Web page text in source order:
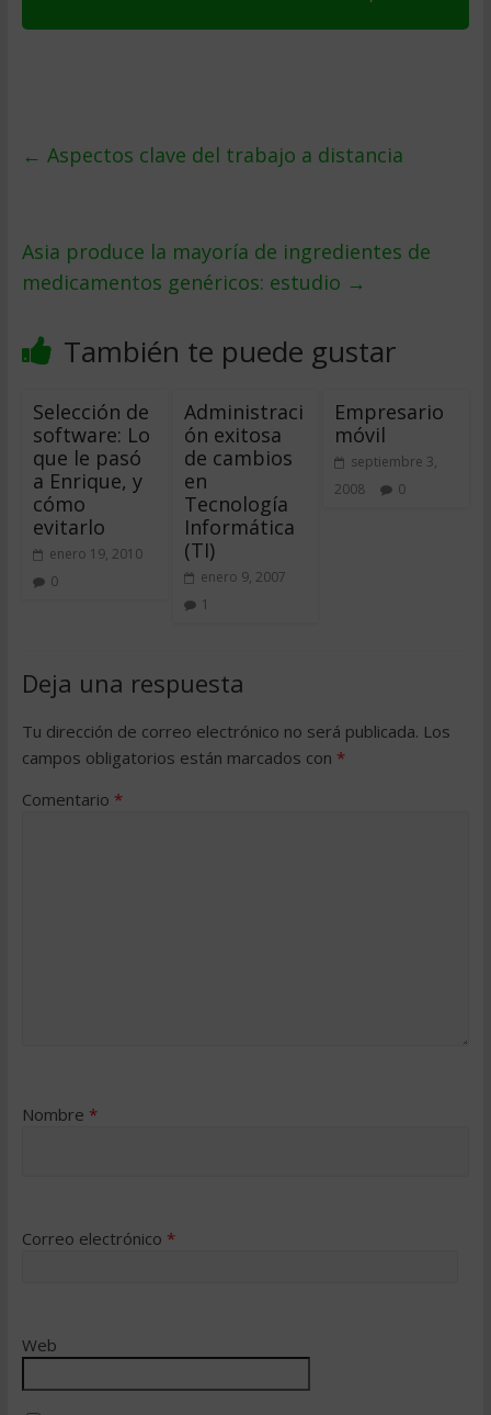
← Aspectos clave del trabajo a distancia
Asia produce la mayoría de ingredientes de
medicamentos genéricos: estudio →
También te puede gustar
Selección de
software: Lo
que le pasó
a Enrique, y
cómo
evitarlo
enero 19, 2010
0
Administraci
ón exitosa
de cambios
en
Tecnología
Informática
(TI)
enero 9, 2007
1
Empresario
móvil
septiembre 3,
2008
0
Deja una respuesta
Tu dirección de correo electrónico no será publicada. Los
campos obligatorios están marcados con *
Comentario *
Nombre *
Correo electrónico *
Web